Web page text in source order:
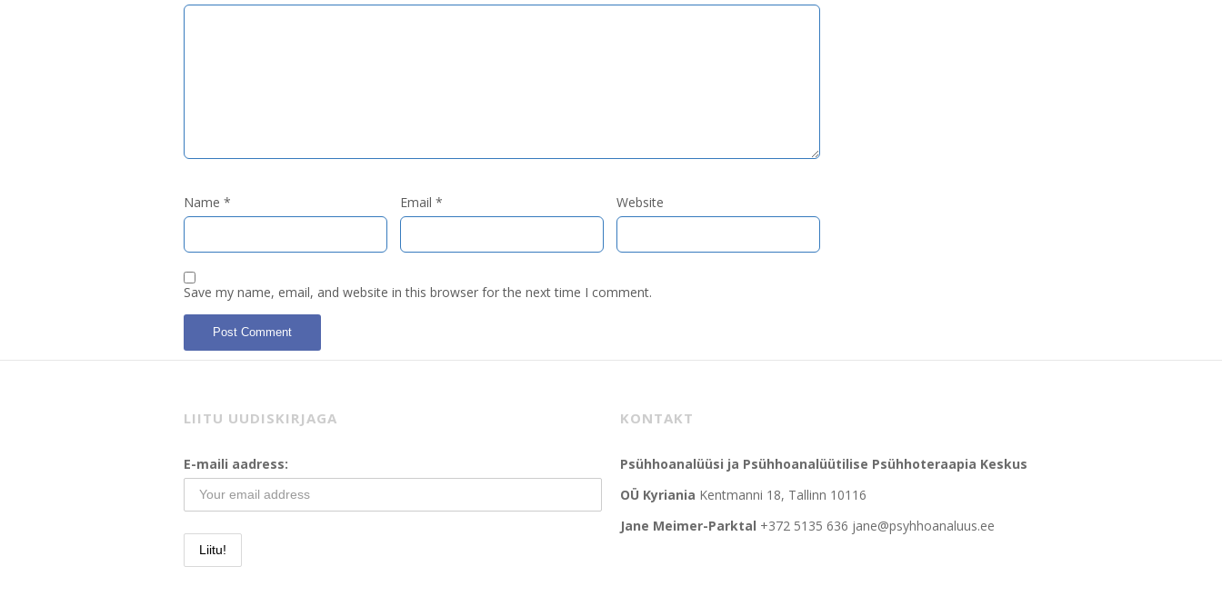
Name * Email * Website
Save my name, email, and website in this browser for the next time I comment.
LIITU UUDISKIRJAGA
E-maili aadress:
KONTAKT
Psühhoanalüüsi ja Psühhoanalüütilise Psühhoteraapia Keskus
OÜ Kyriania Kentmanni 18, Tallinn 10116
Jane Meimer-Parktal +372 5135 636 jane@psyhhoanaluus.ee